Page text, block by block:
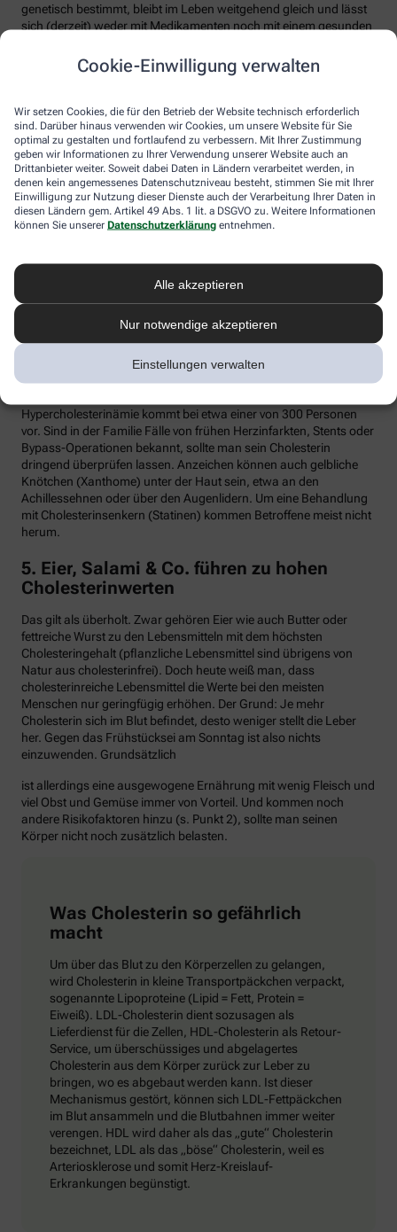
Cookie-Einwilligung verwalten
Wir setzen Cookies, die für den Betrieb der Website technisch erforderlich
sind. Darüber hinaus verwenden wir Cookies, um unsere Website für Sie
optimal zu gestalten und fortlaufend zu verbessern. Mit Ihrer Zustimmung
geben wir Informationen zu Ihrer Verwendung unserer Website auch an
Drittanbieter weiter. Soweit dabei Daten in Ländern verarbeitet werden, in
denen kein angemessenes Datenschutzniveau besteht, stimmen Sie mit Ihrer
Einwilligung zur Nutzung dieser Dienste auch der Verarbeitung Ihrer Daten in
diesen Ländern gem. Artikel 49 Abs. 1 lit. a DSGVO zu. Weitere Informationen
können Sie unserer Datenschutzerklärung entnehmen.
Alle akzeptieren
Nur notwendige akzeptieren
Einstellungen verwalten
genetisch bestimmt, bleibt im Leben weitgehend gleich und lässt
sich (derzeit) weder mit Medikamenten noch mit einem gesunden
Rauchen etc. vermieden werden sollten). Experten raten, seinen
Lp(a)-Wert einmal im Leben bestimmen zu lassen.
4. Hohes Cholesterin betrifft nur ältere
Menschen
Falsch. Zwar steigt das Risiko für erhöhte Cholesterinwerte mit
zunehmendem Alter. Menschen mit sogenannter familiärer
Hypercholesterinämie (FH) haben jedoch schon von Geburt an
erhöhte Blutfettwerte. Bei der erblich bedingten
Stoffwechselerkrankung sammelt sich durch einen Gendefekt
lagert sich an den Wänden der Arterien und Venen ab. Betroffene
entwickeln oft schon im jungen Erwachsenenalter eine
Unbehandelt erkrankt etwa die Hälfte der Männer schon vor dem
50. Lebensjahr an einer koronaren Herzkrankheit (KHK), die zum
Herzinfarkt oder plötzlichem Herztod führen kann. Frauen sind
bis zur Menopause durch Hormone besser geschützt, bei ihnen
Hypercholesterinämie kommt bei etwa einer von 300 Personen
vor. Sind in der Familie Fälle von frühen Herzinfarkten, Stents oder
Bypass-Operationen bekannt, sollte man sein Cholesterin
dringend überprüfen lassen. Anzeichen können auch gelbliche
Knötchen (Xanthome) unter der Haut sein, etwa an den
Achillessehnen oder über den Augenlidern. Um eine Behandlung
mit Cholesterinsenkern (Statinen) kommen Betroffene meist nicht
herum.
5. Eier, Salami & Co. führen zu hohen
Cholesterinwerten
Das gilt als überholt. Zwar gehören Eier wie auch Butter oder
fettreiche Wurst zu den Lebensmitteln mit dem höchsten
Cholesteringehalt (pflanzliche Lebensmittel sind übrigens von
Natur aus cholesterinfrei). Doch heute weiß man, dass
cholesterinreiche Lebensmittel die Werte bei den meisten
Menschen nur geringfügig erhöhen. Der Grund: Je mehr
Cholesterin sich im Blut befindet, desto weniger stellt die Leber
her. Gegen das Frühstücksei am Sonntag ist also nichts
einzuwenden. Grundsätzlich
ist allerdings eine ausgewogene Ernährung mit wenig Fleisch und
viel Obst und Gemüse immer von Vorteil. Und kommen noch
andere Risikofaktoren hinzu (s. Punkt 2), sollte man seinen
Körper nicht noch zusätzlich belasten.
Was Cholesterin so gefährlich
macht
Um über das Blut zu den Körperzellen zu gelangen,
wird Cholesterin in kleine Transportpäckchen verpackt,
sogenannte Lipoproteine (Lipid = Fett, Protein =
Eiweiß). LDL-Cholesterin dient sozusagen als
Lieferdienst für die Zellen, HDL-Cholesterin als Retour-
Service, um überschüssiges und abgelagertes
Cholesterin aus dem Körper zurück zur Leber zu
bringen, wo es abgebaut werden kann. Ist dieser
Mechanismus gestört, können sich LDL-Fettpäckchen
im Blut ansammeln und die Blutbahnen immer weiter
verengen. HDL wird daher als das „gute“ Cholesterin
bezeichnet, LDL als das „böse“ Cholesterin, weil es
Arteriosklerose und somit Herz-Kreislauf-
Erkrankungen begünstigt.